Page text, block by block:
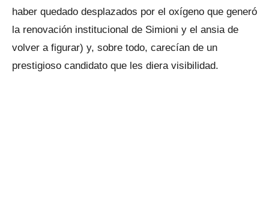
haber quedado desplazados por el oxígeno que generó
la renovación institucional de Simioni y el ansia de
volver a figurar) y, sobre todo, carecían de un
prestigioso candidato que les diera visibilidad.